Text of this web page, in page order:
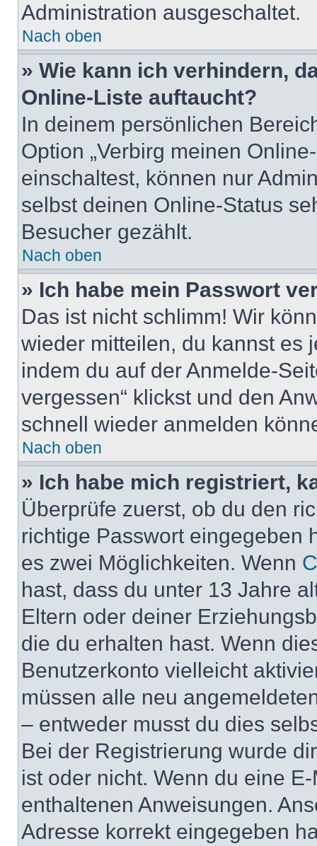
Administration ausgeschaltet.
Nach oben
» Wie kann ich verhindern,
Online-Liste auftaucht?
In deinem persönlichen
Option „Verbirg meinen
einschaltest, können nur
selbst deinen Online-Status
Besucher gezählt.
Nach oben
» Ich habe mein Passwort
Das ist nicht schlimm! Wir
wieder mitteilen, du kannst es
indem du auf der Anmelde-
vergessen“ klickst und den
schnell wieder anmelden
Nach oben
» Ich habe mich registriert,
Überprüfe zuerst, ob du den
richtige Passwort eingegeben
es zwei Möglichkeiten. Wenn
hast, dass du unter 13 Jahre
Eltern oder deiner
die du erhalten hast. Wenn
Benutzerkonto vielleicht
müssen alle neu
– entweder musst du dies
Bei der Registrierung wurde
ist oder nicht. Wenn du eine
enthaltenen Anweisungen.
Adresse korrekt eingegeben